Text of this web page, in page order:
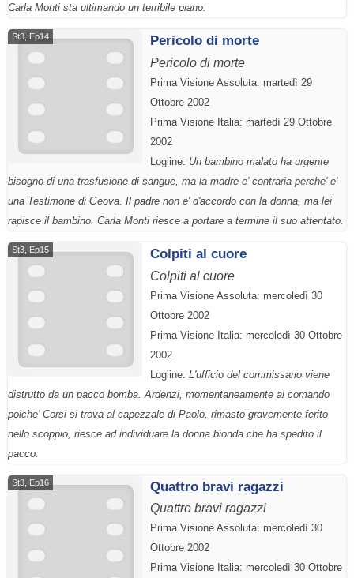
Carla Monti sta ultimando un terribile piano.
St3, Ep14 Pericolo di morte
Pericolo di morte
Prima Visione Assoluta: martedì 29
Ottobre 2002
Prima Visione Italia: martedì 29 Ottobre
2002
Logline: Un bambino malato ha urgente
bisogno di una trasfusione di sangue, ma la madre e' contraria perche' e'
una Testimone di Geova. Il padre non e' d'accordo con la donna, ma lei
rapisce il bambino. Carla Monti riesce a portare a termine il suo attentato.
St3, Ep15 Colpiti al cuore
Colpiti al cuore
Prima Visione Assoluta: mercoledì 30
Ottobre 2002
Prima Visione Italia: mercoledì 30 Ottobre
2002
Logline: L'ufficio del commissario viene
distrutto da un pacco bomba. Ardenzi, momentaneamente al comando
poiche' Corsi si trova al capezzale di Paolo, rimasto gravemente ferito
nello scoppio, riesce ad individuare la donna bionda che ha spedito il
pacco.
St3, Ep16 Quattro bravi ragazzi
Quattro bravi ragazzi
Prima Visione Assoluta: mercoledì 30
Ottobre 2002
Prima Visione Italia: mercoledì 30 Ottobre